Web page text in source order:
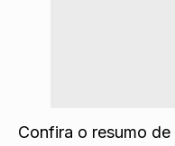
Confira o resumo de